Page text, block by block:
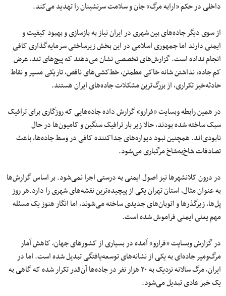
داخلی در حکم «ارابه مرگ» جان و سلامت سرنشینان را تهدید می‌کند.
از سوی دیگر جاده‌های بین شهری در ایران نیاز به بازسازی و بهبود کیفیت و
ایمنی دارند اما جمهوری اسلامی در این بخش زیرساختی سرمایه‌گذاری کافی
انجام نداده است. گزارش‌های تخصصی نشان می‌دهند که پیچ‌های تند، عرض
کم جاده، نداشتن شانه خاکی مطمئن، خط‌کشی‌های ناقص، تاریکی مسیر و نقاط
حادثه‌خیز تکراری، از بزرگ‌ترین مشکلات جاده‌های ایران هستند.
در همین رابطه وبسایت «فرارو» گزارش داده جاده‌هایی که روزگاری برای ترافیک
سبک ساخته شده بودند، حالا زیر بار ترافیک سنگین و کامیون‌ها در حال
نابودی‌اند. همچنین نبود دیواره‌های جداکننده کافی در وسط جاده‌ها، باعث
تصادفات شاخ‌به‌شاخ مرگباری می‌شود.
در درون کلانشهرها نیز اصول ایمنی به درستی اجرا نمی‌شود. بر اساس گزارش‌ها
به عنوان مثال، استان تهران یکی از پیچیده‌ترین نقشه‌های شهری را دارد.هر روز
پل‌ها، زیرگذرها و اتوبان‌های جدیدی ساخته می‌شوند، اما انگار هنوز یک مسئله
مهم یعنی ایمنی فراموش شده است.
در گزارش وبسایت «فرارو» آمده در بسیاری از کشورهای جهان، کاهش آمار
مرگ‌ومیر جاده‌ای به یکی از نشانه‌های توسعه‌یافتگی تبدیل شده است. اما در
ایران، مرگ سالانه نزدیک به ۲۰ هزار نفر در جاده‌ها آن‌قدر تکرار شده که گاهی به
یک خبر عادی تبدیل می‌شود.